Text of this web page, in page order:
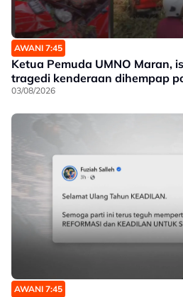
AWANI 7:45
Ketua Pemuda UMNO Maran,
tragedi kenderaan dihempap
03/08/2026
AWANI 7:45